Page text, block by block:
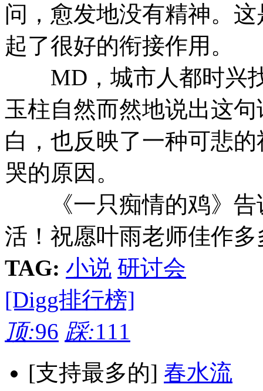
问，愈发地没有精神。
起了很好的衔接作用。
MD，城市人都时兴找
玉柱自然而然地说出这
白，也反映了一种可悲
哭的原因。
《一只痴情的鸡》告
活！祝愿叶雨老师佳作多
TAG: 小说 研讨会
[Digg排行榜]
顶:96 踩:111
[支持最多的] 春水流